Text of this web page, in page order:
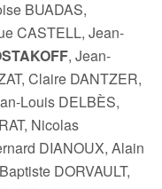
BUADAS,
CASTELL, Jean-
, Jean-
Claire DANTZER,
Louis DELBÈS,
Nicolas
DIANOUX, Alain
DORVAULT,